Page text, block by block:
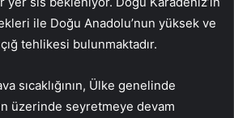
ile Doğu Anadolu’nun yüksek ve
tehlikesi bulunmaktadır.
sıcaklığının, Ülke genelinde
üzerinde seyretmeye devam